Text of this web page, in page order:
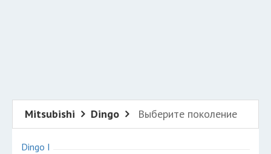
Mitsubishi Dingo Выберите поколение
Dingo I